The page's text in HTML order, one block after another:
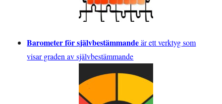
Barometer för självbestämmandeär ett verktyg som
visar graden av självbestämmande